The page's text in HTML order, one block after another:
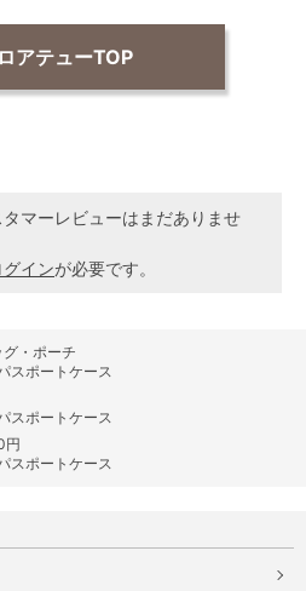
アテューTOP
マーレビューはまだありませ
グインが必要です。
グ・ポーチ
スポートケース
スポートケース
円
スポートケース